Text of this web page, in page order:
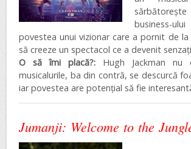
business-
povestea unui vizionar care a pornit de la
să creeze un spectacol ce a devenit
O să îmi placă?: Hugh Jackman nu
musicalurile, ba din contră, se descurcă
iar povestea are potențial să fie
Jumanji: Welcome to the